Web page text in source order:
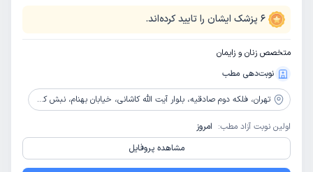
6 پزشک ایشان را تایید کرده‌اند.
متخصص زنان و زایمان
نوبت‌دهی مطب
تهران، فلکه دوم صادقیه، بلوار آیت الله کاشانی، خیابان بهنام، نبش کوچه بهنام1، پلاک 1، طبقه 4، واحد 13
اولین نوبت آزاد مطب: امروز
مشاهده پروفایل